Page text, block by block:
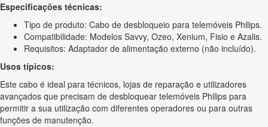
Especificações técnicas:
Tipo de produto: Cabo de desbloqueio para telemóveis Philips.
Compatibilidade: Modelos Savvy, Ozeo, Xenium, Fisio e Azalis.
Requisitos: Adaptador de alimentação externo (não incluído).
Usos típicos:
Este cabo é ideal para técnicos, lojas de reparação e utilizadores
avançados que precisam de desbloquear telemóveis Philips para
permitir a sua utilização com diferentes operadores ou para outras
funções de manutenção.